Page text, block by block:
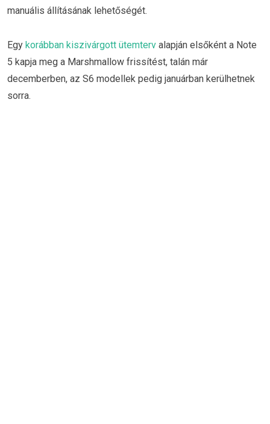
manuális állításának lehetőségét.
Egy korábban kiszivárgott ütemterv alapján elsőként a Note
5 kapja meg a Marshmallow frissítést, talán már
decemberben, az S6 modellek pedig januárban kerülhetnek
sorra.